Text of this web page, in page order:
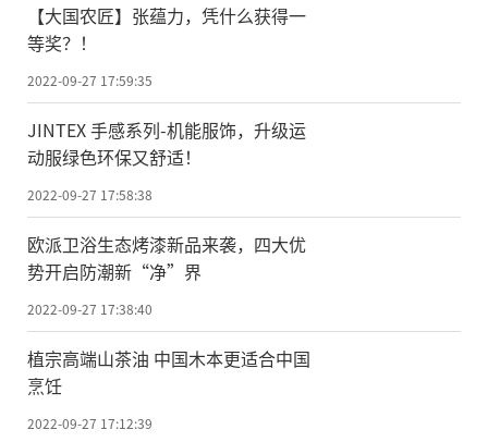
【大国农匠】张蕴力，凭什么获得一
等奖？！
2022-09-27 17:59:35
JINTEX 手感系列-机能服饰，升级运
动服绿色环保又舒适！
2022-09-27 17:58:38
欧派卫浴生态烤漆新品来袭，四大优
势开启防潮新“净”界
2022-09-27 17:38:40
植宗高端山茶油 中国木本更适合中国
烹饪
2022-09-27 17:12:39